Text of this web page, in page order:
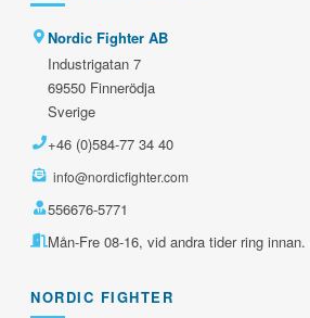
Nordic Fighter AB
Industrigatan 7
69550 Finnerödja
Sverige
+46 (0)584-77 34 40
info@nordicfighter.com
556676-5771
Mån-Fre 08-16, vid andra tider ring innan.
NORDIC FIGHTER